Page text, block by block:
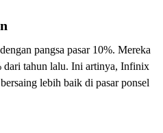
pangsa pasar 10%. Mereka
dari tahun lalu. Ini artinya, Infinix
lebih baik di pasar ponsel